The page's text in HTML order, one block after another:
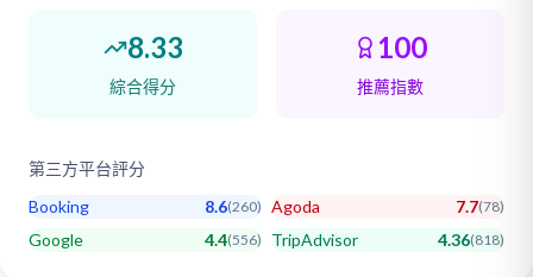
8.33
綜合得分
100
推薦指數
第三方平台評分
Booking 8.6(260) Agoda 7.7(78)
Google 4.4(556) TripAdvisor 4.36(818)